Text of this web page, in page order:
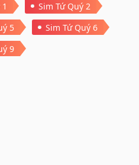
Sim Tứ Quý 2
5
Sim Tứ Quý 6
9